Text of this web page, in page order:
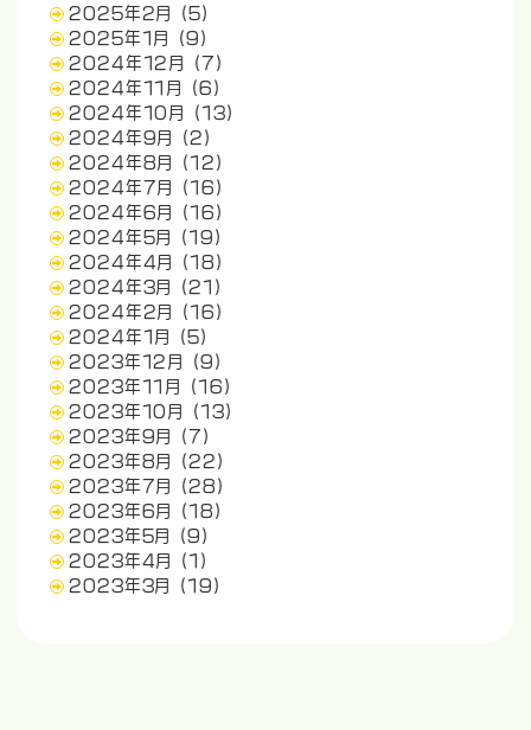
2025年2月
(5)
2025年1月
(9)
2024年12月
(7)
2024年11月
(6)
2024年10月
(13)
2024年9月
(2)
2024年8月
(12)
2024年7月
(16)
2024年6月
(16)
2024年5月
(19)
2024年4月
(18)
2024年3月
(21)
2024年2月
(16)
2024年1月
(5)
2023年12月
(9)
2023年11月
(16)
2023年10月
(13)
2023年9月
(7)
2023年8月
(22)
2023年7月
(28)
2023年6月
(18)
2023年5月
(9)
2023年4月
(1)
2023年3月
(19)